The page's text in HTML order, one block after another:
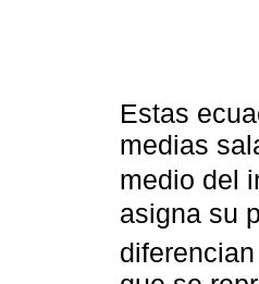
Estas
medias
medio del
asigna su